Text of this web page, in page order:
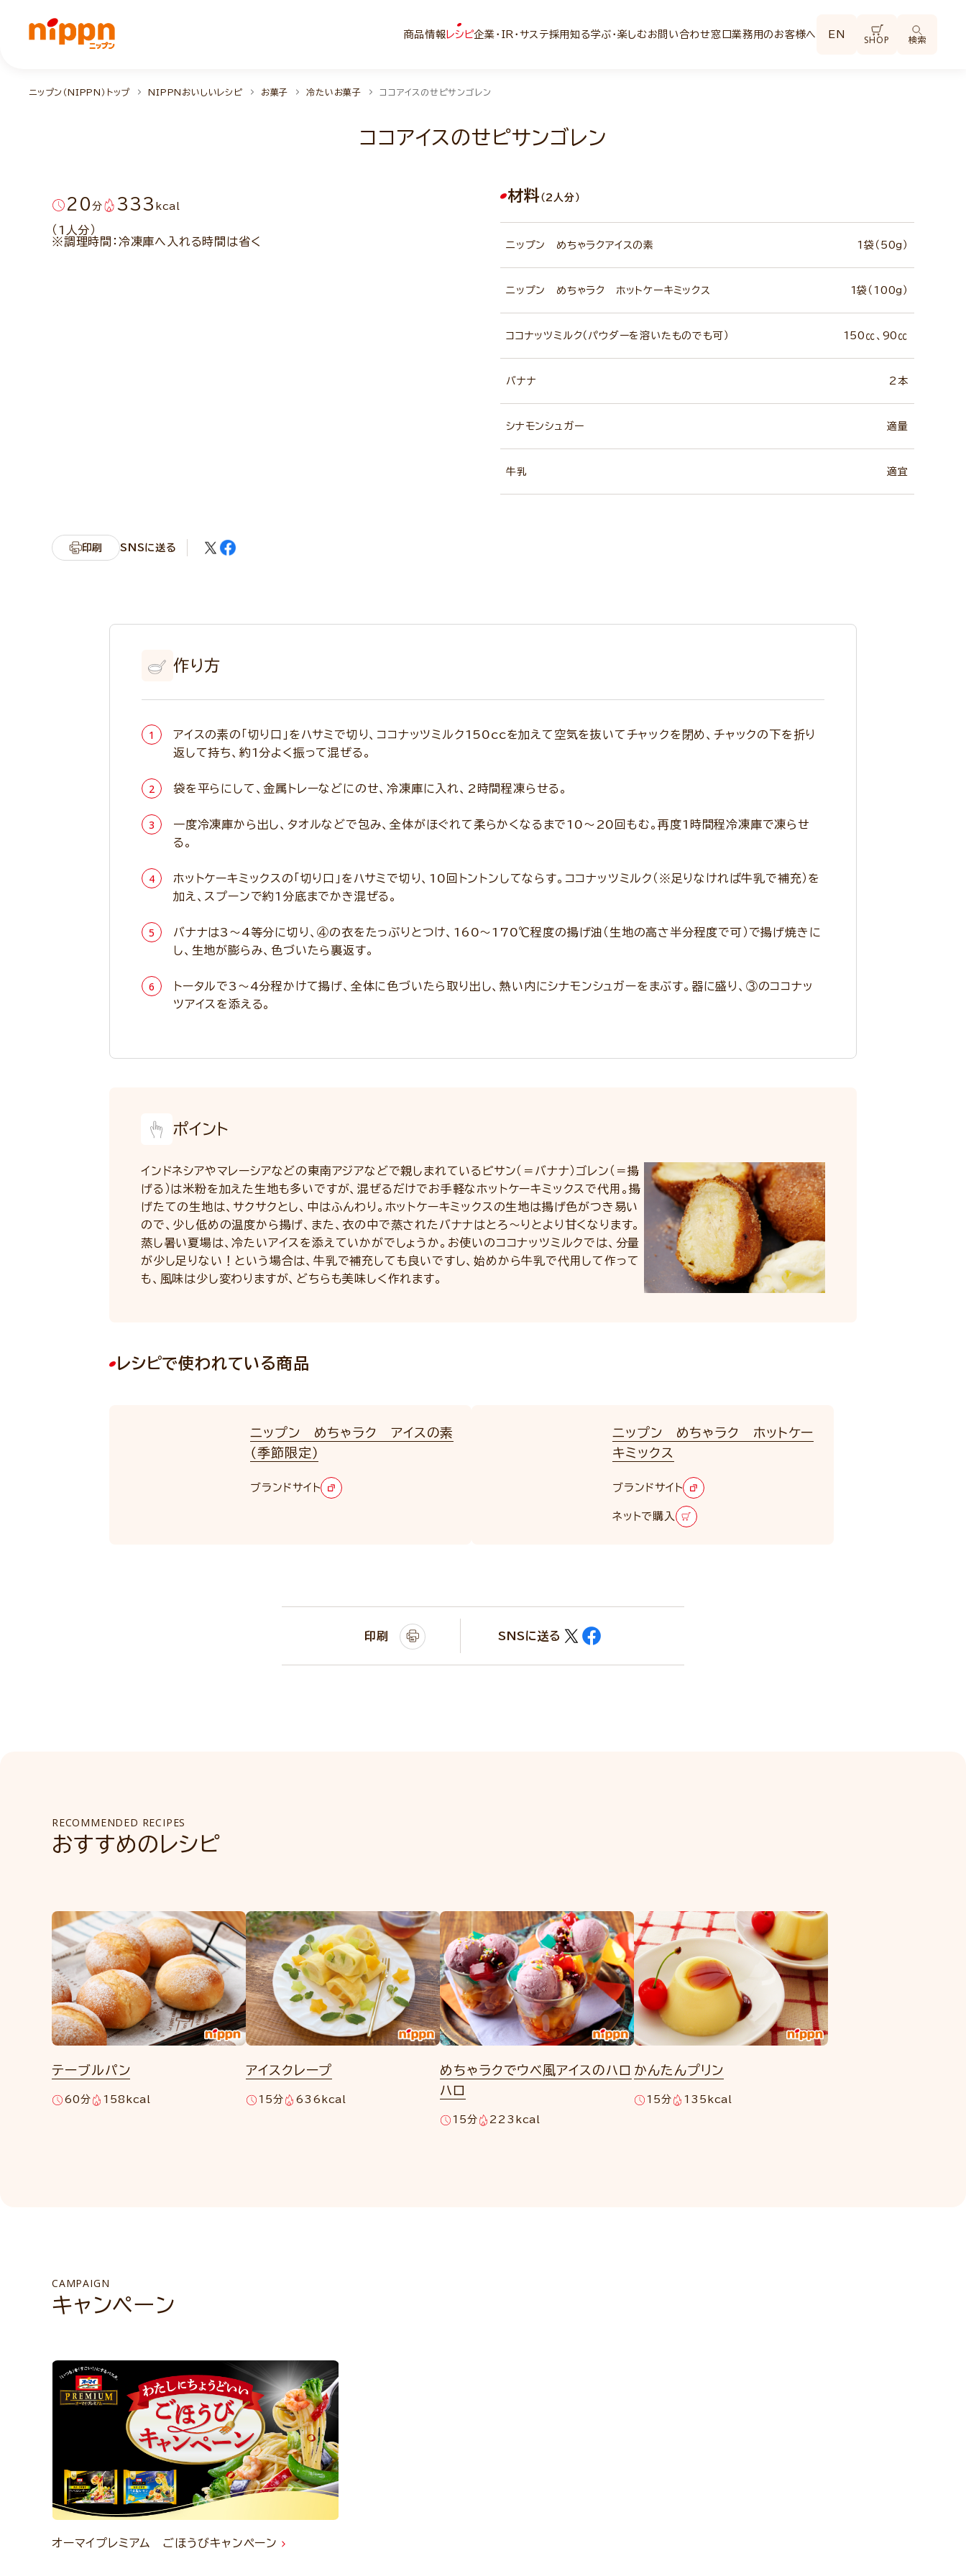
商品情報 レシピ企業・IR・サステ採用知る学ぶ・楽しむお問い合わせ窓口業務用のお客様へ EN SHOP 検索
ニップン（NIPPN）トップ NIPPNおいしいレシピ お菓子 冷たいお菓子 ココアイスのせピサンゴレン
ココアイスのせピサンゴレン
20 分 333 kcal
（1人分）
※調理時間：冷凍庫へ入れる時間は省く
材料 （2人分）
ニップン めちゃラクアイスの素 1袋（50g）
ニップン めちゃラク ホットケーキミックス 1袋（100g）
ココナッツミルク（パウダーを溶いたものでも可） 150㏄、90㏄
バナナ 2本
シナモンシュガー 適量
牛乳 適宜
印刷 SNSに送る
作り方
アイスの素の「切り口」をハサミで切り、ココナッツミルク150ccを加えて空気を抜いてチャックを閉め、チャックの下を折り
返して持ち、約1分よく振って混ぜる。
袋を平らにして、金属トレーなどにのせ、冷凍庫に入れ、2時間程凍らせる。
一度冷凍庫から出し、タオルなどで包み、全体がほぐれて柔らかくなるまで10～20回もむ。再度1時間程冷凍庫で凍らせ
る。
ホットケーキミックスの「切り口」をハサミで切り、10回トントンしてならす。ココナッツミルク（※足りなければ牛乳で補充）を
加え、スプーンで約1分底までかき混ぜる。
バナナは3～4等分に切り、④の衣をたっぷりとつけ、160～170℃程度の揚げ油（生地の高さ半分程度で可）で揚げ焼きに
し、生地が膨らみ、色づいたら裏返す。
トータルで3～4分程かけて揚げ、全体に色づいたら取り出し、熱い内にシナモンシュガーをまぶす。器に盛り、③のココナッ
ツアイスを添える。
ポイント
インドネシアやマレーシアなどの東南アジアなどで親しまれているピサン（＝バナナ）ゴレン（＝揚
げる）は米粉を加えた生地も多いですが、混ぜるだけでお手軽なホットケーキミックスで代用。揚
げたての生地は、サクサクとし、中はふんわり。ホットケーキミックスの生地は揚げ色がつき易い
ので、少し低めの温度から揚げ、また、衣の中で蒸されたバナナはとろ～りとより甘くなります。
蒸し暑い夏場は、冷たいアイスを添えていかがでしょうか。お使いのココナッツミルクでは、分量
が少し足りない！という場合は、牛乳で補充しても良いですし、始めから牛乳で代用して作って
も、風味は少し変わりますが、どちらも美味しく作れます。
レシピで使われている商品
ニップン めちゃラク アイスの素
（季節限定）
ブランドサイト
ニップン めちゃラク ホットケー
キミックス
ブランドサイト
ネットで購入
印刷 SNSに送る
RECOMMENDED RECIPES
おすすめのレシピ
テーブルパン
60分 158kcal
アイスクレープ
15分 636kcal
めちゃラクでウベ風アイスのハロ
ハロ
15分 223kcal
かんたんプリン
15分 135kcal
CAMPAIGN
キャンペーン
オーマイプレミアム ごほうびキャンペーン